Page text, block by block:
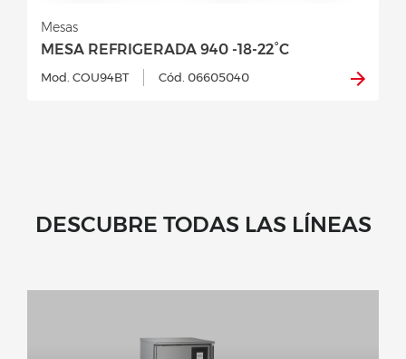
MESA REFRIGERADA 940 -18-22°C
Mesas
Mod. COU94BT Cód. 06605040
DESCUBRE TODAS LAS LÍNEAS